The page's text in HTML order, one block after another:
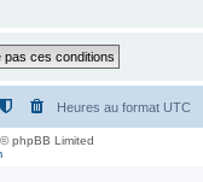
Heures au format UTC
phpBB Limited